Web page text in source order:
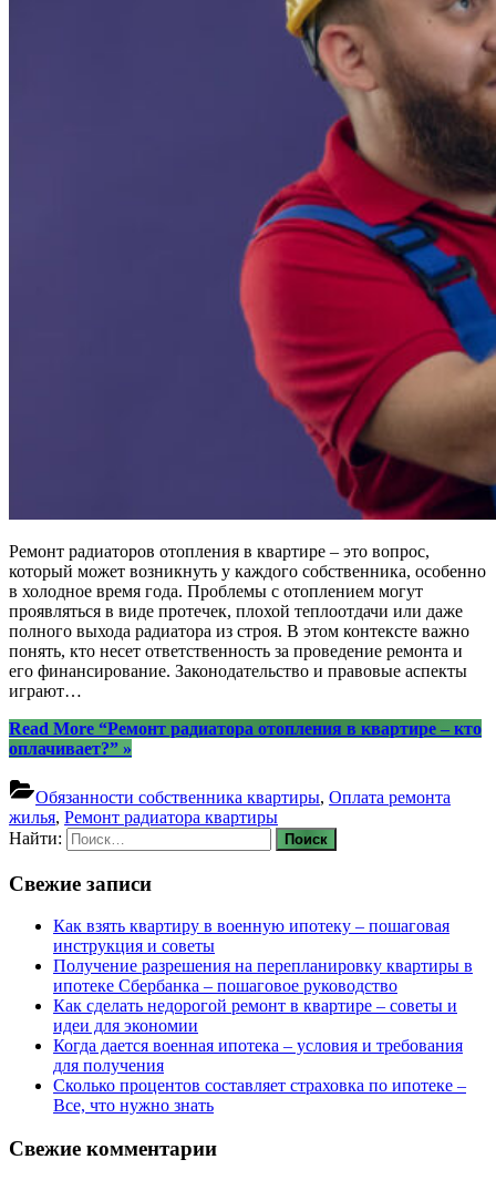
Ремонт радиаторов отопления в квартире – это вопрос,
который может возникнуть у каждого собственника, особенно
в холодное время года. Проблемы с отоплением могут
проявляться в виде протечек, плохой теплоотдачи или даже
полного выхода радиатора из строя. В этом контексте важно
понять, кто несет ответственность за проведение ремонта и
его финансирование. Законодательство и правовые аспекты
играют…
Read More “Ремонт радиатора отопления в квартире – кто
оплачивает?” »
Обязанности собственника квартиры, Оплата ремонта
жилья, Ремонт радиатора квартиры
Найти:
Свежие записи
Как взять квартиру в военную ипотеку – пошаговая
инструкция и советы
Получение разрешения на перепланировку квартиры в
ипотеке Сбербанка – пошаговое руководство
Как сделать недорогой ремонт в квартире – советы и
идеи для экономии
Когда дается военная ипотека – условия и требования
для получения
Сколько процентов составляет страховка по ипотеке –
Все, что нужно знать
Свежие комментарии